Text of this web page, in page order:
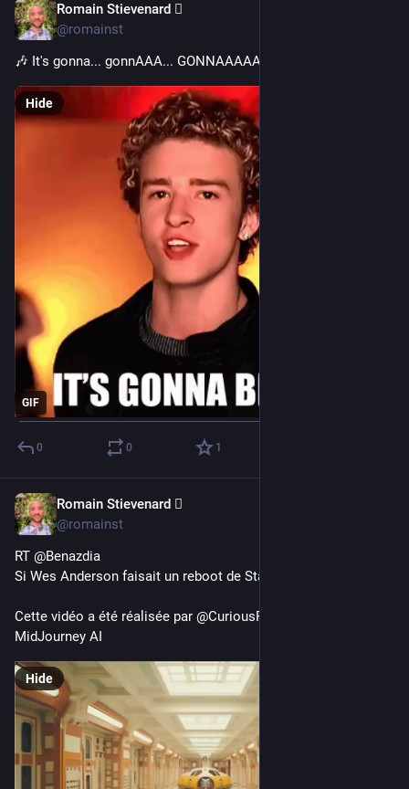
Romain Stievenard 🫆
@romainst
🎶 It's gonna... gonnAAA... GONNAAAAA...
GIF
Hide
0 0 1
Romain Stievenard 🫆
@romainst
RT @Benazdia
Si Wes Anderson faisait un reboot de Star Wars !
Cette vidéo a été réalisée par @CuriousRefuge en utilisant
MidJourney AI
Hide